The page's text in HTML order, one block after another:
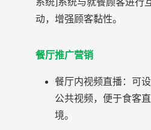
系统]系统与就餐顾客进行
动，增强顾客黏性。
餐厅推广营销
餐厅内视频直播：可
公共视频，便于食客
境。